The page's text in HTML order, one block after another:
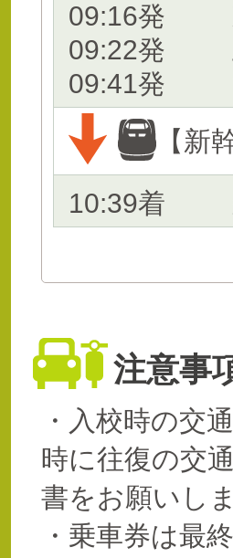
09:16発
09:22発
09:41発
【新
10:39着
注意事
・入校時の交
時に往復の交
書をお願いしま
・乗車券は最